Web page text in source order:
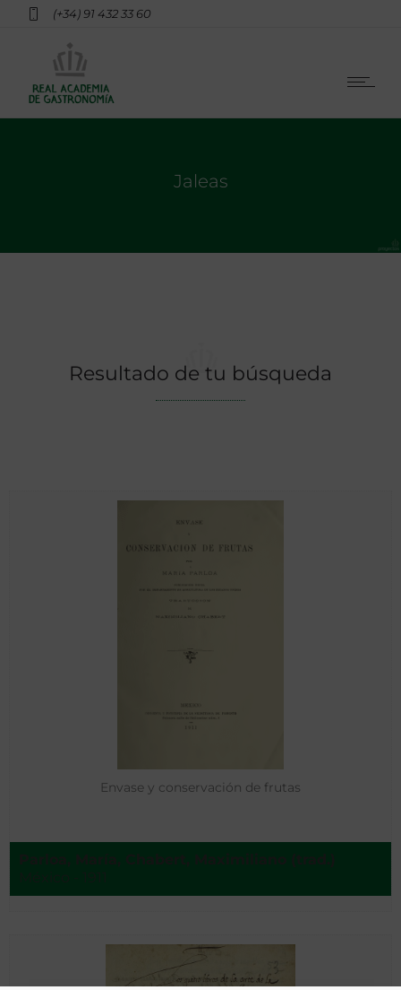
(+34) 91 432 33 60
Jaleas
Resultado de tu búsqueda
Envase y conservación de frutas